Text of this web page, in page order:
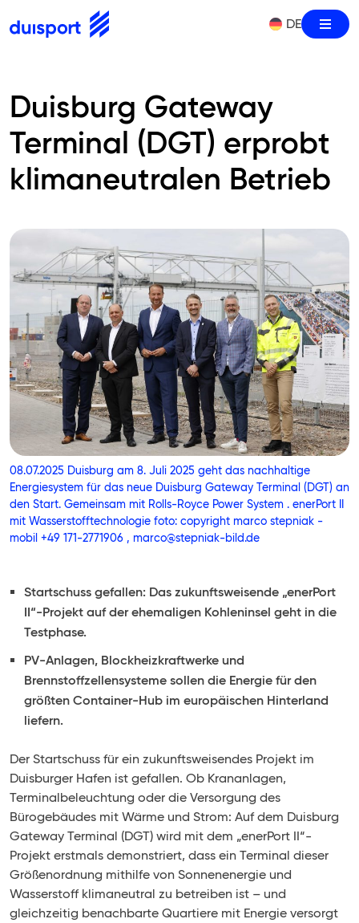
to
DE
Duisburg Gateway
Terminal (DGT) erprobt
klimaneutralen Betrieb
08.07.2025 Duisburg am 8. Juli 2025 geht das nachhaltige
Energiesystem für das neue Duisburg Gateway Terminal (DGT) an
den Start. Gemeinsam mit Rolls-Royce Power System . enerPort II
mit Wasserstofftechnologie foto: copyright marco stepniak -
mobil +49 171-2771906 , marco@stepniak-bild.de
Startschuss gefallen: Das zukunftsweisende „enerPort
II“-Projekt auf der ehemaligen Kohleninsel geht in die
Testphase.
PV-Anlagen, Blockheizkraftwerke und
Brennstoffzellensysteme sollen die Energie für den
größten Container-Hub im europäischen Hinterland
liefern.
Der Startschuss für ein zukunftsweisendes Projekt im
Duisburger Hafen ist gefallen. Ob Krananlagen,
Terminalbeleuchtung oder die Versorgung des
Bürogebäudes mit Wärme und Strom: Auf dem Duisburg
Gateway Terminal (DGT) wird mit dem „enerPort II“-
Projekt erstmals demonstriert, dass ein Terminal dieser
Größenordnung mithilfe von Sonnenenergie und
Wasserstoff klimaneutral zu betreiben ist – und
gleichzeitig benachbarte Quartiere mit Energie versorgt